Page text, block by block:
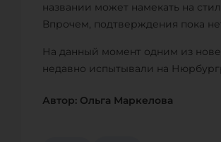
названии может намекать на
Впрочем, подтверждения пока
На данный момент одним из
недавно испытывали на
Автор: Ольга Маркелова